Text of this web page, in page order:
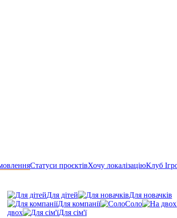
Статуси проєктівХочу локалізаціюКлуб
Для дітей
Для новачків
Для компанії
Соло
двох
Для сім'ї